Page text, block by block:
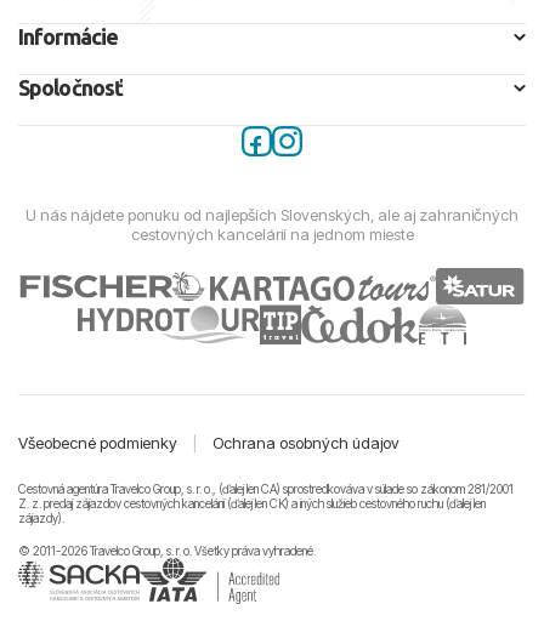
Informácie
Spoločnosť
U nás nájdete ponuku od najlepších Slovenských, ale aj zahraničných
cestovných kancelárií na jednom mieste
Všeobecné podmienky Ochrana osobných údajov
Cestovná agentúra Travelco Group, s. r. o., (ďalej len CA) sprostredkováva v súlade so zákonom 281/2001
Z. z. predaj zájazdov cestovných kancelárii (ďalej len CK) a iných služieb cestovného ruchu (ďalej len
zájazdy).
© 2011-2026 Travelco Group, s. r. o. Všetky práva vyhradené.